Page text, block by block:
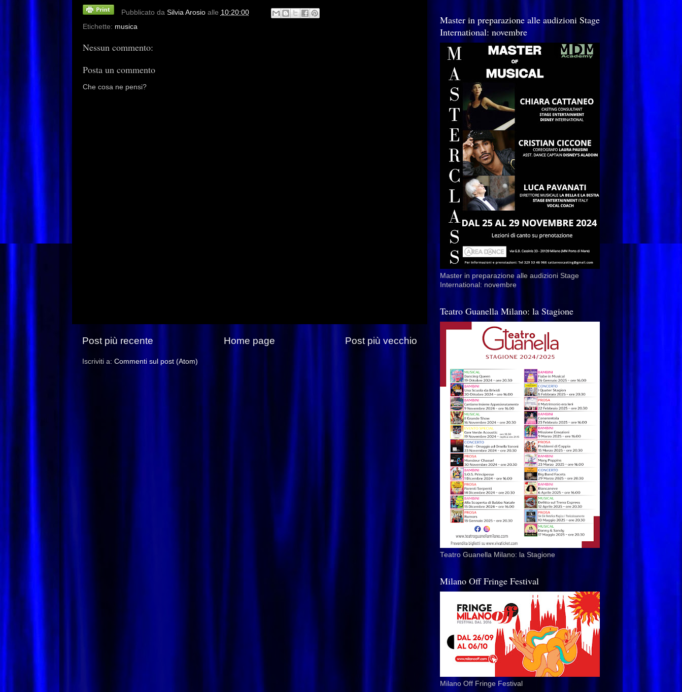
Pubblicato da Silvia Arosio alle 10:20:00
Etichette: musica
Nessun commento:
Posta un commento
Che cosa ne pensi?
Post più recente Post più vecchio
Home page
Iscriviti a: Commenti sul post (Atom)
Master in preparazione alle audizioni Stage
International: novembre
Master in preparazione alle audizioni Stage
International: novembre
Teatro Guanella Milano: la Stagione
Teatro Guanella Milano: la Stagione
Milano Off Fringe Festival
Milano Off Fringe Festival